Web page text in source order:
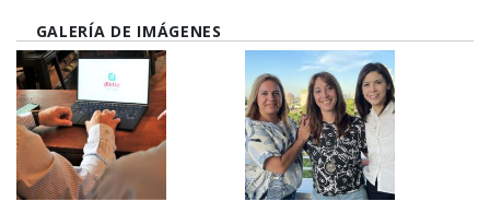
GALERÍA DE IMÁGENES